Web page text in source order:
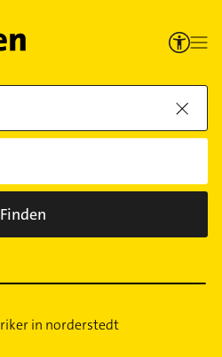
Finden